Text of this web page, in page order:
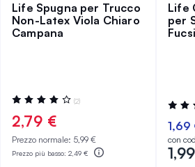
Life Spugna per Trucco
Non-Latex Viola Chiaro
Campana
Valutazione:
80%
(2)
2,79 €
Prezzo normale: 5,99 €
Prezzo più basso: 2,49 €
Life
per
100%
1,69
con